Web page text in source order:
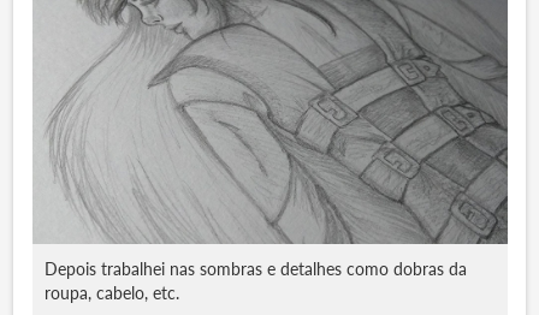
Depois trabalhei nas sombras e detalhes como dobras da
roupa, cabelo, etc.